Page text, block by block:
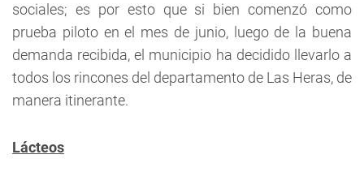
sociales; es por esto que si bien comenzó como
prueba piloto en el mes de junio, luego de la buena
demanda recibida, el municipio ha decidido llevarlo a
todos los rincones del departamento de Las Heras, de
manera itinerante.
Lácteos